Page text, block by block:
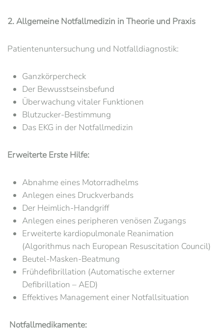
2. Allgemeine Notfallmedizin in Theorie und Praxis
Patientenuntersuchung und Notfalldiagnostik:
Ganzkörpercheck
Der Bewusstseinsbefund
Überwachung vitaler Funktionen
Blutzucker-Bestimmung
Das EKG in der Notfallmedizin
Erweiterte Erste Hilfe:
Abnahme eines Motorradhelms
Anlegen eines Druckverbands
Der Heimlich-Handgriff
Anlegen eines peripheren venösen Zugangs
Erweiterte kardiopulmonale Reanimation
(Algorithmus nach European Resuscitation Council)
Beutel-Masken-Beatmung
Frühdefibrillation (Automatische externer
Defibrillation – AED)
Effektives Management einer Notfallsituation
Notfallmedikamente: